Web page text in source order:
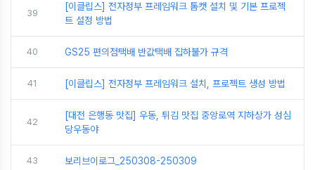
39
[이클립스] 전자정부 프레임워크 톰캣 설치 및 기본 프로젝
트 설정 방법
40 GS25 편의점택배 반값택배 집하불가 규격
41 [이클립스] 전자정부 프레임워크 설치, 프로젝트 생성 방법
42
[대전 은행동 맛집] 우동, 튀김 맛집 중앙로역 지하상가 성심
당우동야
43 보리브이로그_250308-250309